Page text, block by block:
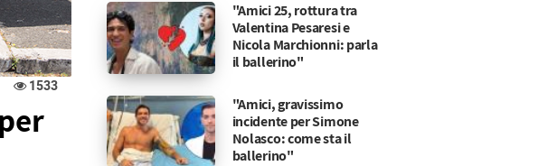
1533
"Amici 25, rottura tra
Valentina Pesaresi e
Nicola Marchionni: parla
il ballerino"
"Amici, gravissimo
incidente per Simone
Nolasco: come sta il
ballerino"